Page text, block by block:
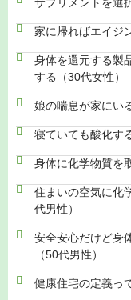
サプリメントを選
家に帰ればエイジ
身体を還元する製
する（30代女性）
娘の喘息が家にい
寝ていても酸化す
身体に化学物質を
住まいの空気に化
代男性）
安全安心だけど身
（50代男性）
健康住宅の定義っ